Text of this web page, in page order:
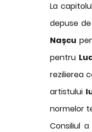
La
depuse
Nașcu
pentru
rezilierea
artistului
normelor
Consiliul